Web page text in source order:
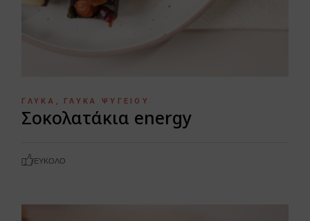
ΓΛΥΚΆ ΓΛΥΚΆ ΨΥΓΕΊΟΥ
Σοκολατάκια energy
ΕΎΚΟΛΟ